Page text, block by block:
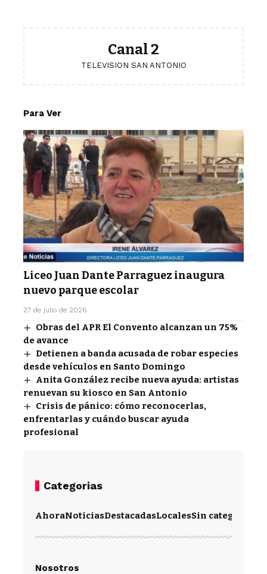
Canal 2
TELEVISION SAN ANTONIO
Para Ver
Liceo Juan Dante Parraguez inaugura
nuevo parque escolar
27 de julio de 2026
Obras del APR El Convento alcanzan un 75%
de avance
Detienen a banda acusada de robar especies
desde vehículos en Santo Domingo
Anita González recibe nueva ayuda: artistas
renuevan su kiosco en San Antonio
Crisis de pánico: cómo reconocerlas,
enfrentarlas y cuándo buscar ayuda
profesional
Categorias
AhoraNoticiasDestacadasLocalesSin categoría
Nosotros